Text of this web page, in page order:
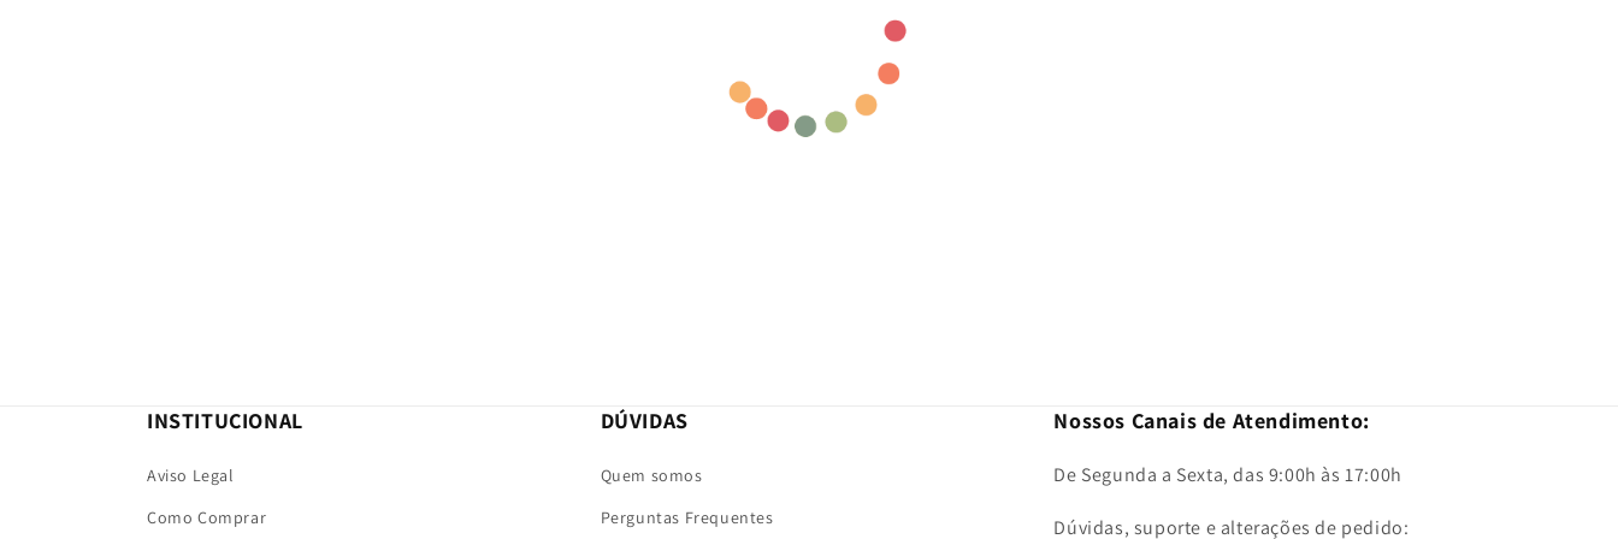
INSTITUCIONAL
Aviso Legal
Como Comprar
DÚVIDAS
Quem somos
Perguntas Frequentes
Nossos Canais de Atendimento:
De Segunda a Sexta, das 9:00h às 17:00h
Dúvidas, suporte e alterações de pedido: